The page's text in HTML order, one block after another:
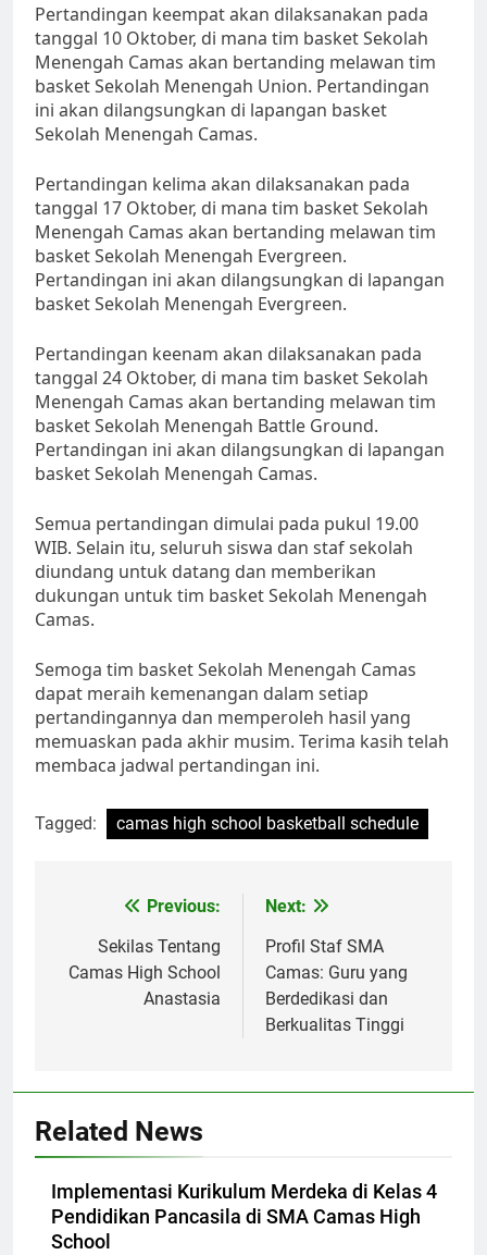
Pertandingan keempat akan dilaksanakan pada
tanggal 10 Oktober, di mana tim basket Sekolah
Menengah Camas akan bertanding melawan tim
basket Sekolah Menengah Union. Pertandingan
ini akan dilangsungkan di lapangan basket
Sekolah Menengah Camas.
Pertandingan kelima akan dilaksanakan pada
tanggal 17 Oktober, di mana tim basket Sekolah
Menengah Camas akan bertanding melawan tim
basket Sekolah Menengah Evergreen.
Pertandingan ini akan dilangsungkan di lapangan
basket Sekolah Menengah Evergreen.
Pertandingan keenam akan dilaksanakan pada
tanggal 24 Oktober, di mana tim basket Sekolah
Menengah Camas akan bertanding melawan tim
basket Sekolah Menengah Battle Ground.
Pertandingan ini akan dilangsungkan di lapangan
basket Sekolah Menengah Camas.
Semua pertandingan dimulai pada pukul 19.00
WIB. Selain itu, seluruh siswa dan staf sekolah
diundang untuk datang dan memberikan
dukungan untuk tim basket Sekolah Menengah
Camas.
Semoga tim basket Sekolah Menengah Camas
dapat meraih kemenangan dalam setiap
pertandingannya dan memperoleh hasil yang
memuaskan pada akhir musim. Terima kasih telah
membaca jadwal pertandingan ini.
Tagged: camas high school basketball schedule
Navigasi
pos
Previous:
Sekilas Tentang
Camas High School
Anastasia
Next:
Profil Staf SMA
Camas: Guru yang
Berdedikasi dan
Berkualitas Tinggi
Related News
Implementasi Kurikulum Merdeka di Kelas 4
Pendidikan Pancasila di SMA Camas High
School